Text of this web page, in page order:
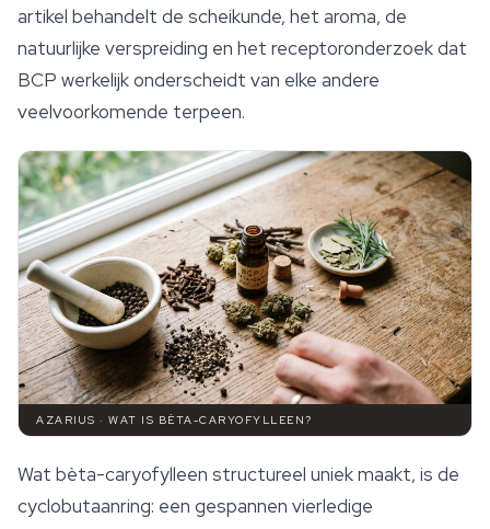
artikel behandelt de scheikunde, het aroma, de
natuurlijke verspreiding en het receptoronderzoek dat
BCP werkelijk onderscheidt van elke andere
veelvoorkomende terpeen.
AZARIUS · WAT IS BÈTA-CARYOFYLLEEN?
Wat bèta-caryofylleen structureel uniek maakt, is de
cyclobutaanring: een gespannen vierledige